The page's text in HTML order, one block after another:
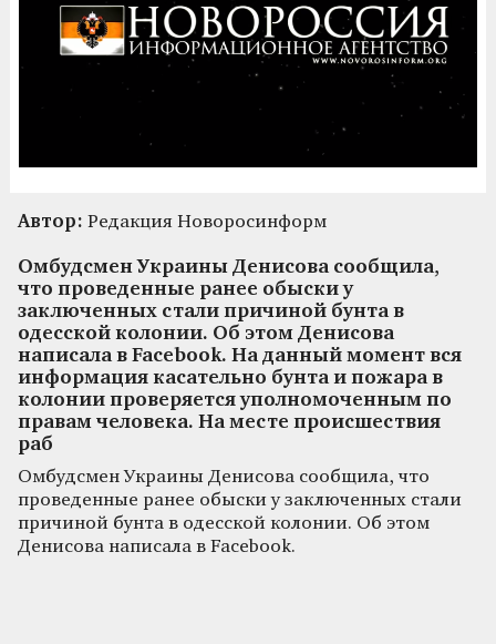
Автор: Редакция Новоросинформ
Омбудсмен Украины Денисова сообщила,
что проведенные ранее обыски у
заключенных стали причиной бунта в
одесской колонии. Об этом Денисова
написала в Facebook. На данный момент вся
информация касательно бунта и пожара в
колонии проверяется уполномоченным по
правам человека. На месте происшествия
раб
Омбудсмен Украины Денисова сообщила, что
проведенные ранее обыски у заключенных стали
причиной бунта в одесской колонии. Об этом
Денисова написала в Facebook.